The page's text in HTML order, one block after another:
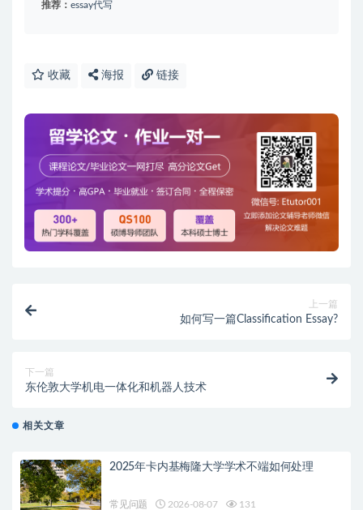
推荐： essay代写
收藏 海报 链接
上一篇
如何写一篇Classification Essay?
下一篇
东伦敦大学机电一体化和机器人技术
相关文章
2025年卡内基梅隆大学学术不端如何处理
常见问题 2026-08-07 131